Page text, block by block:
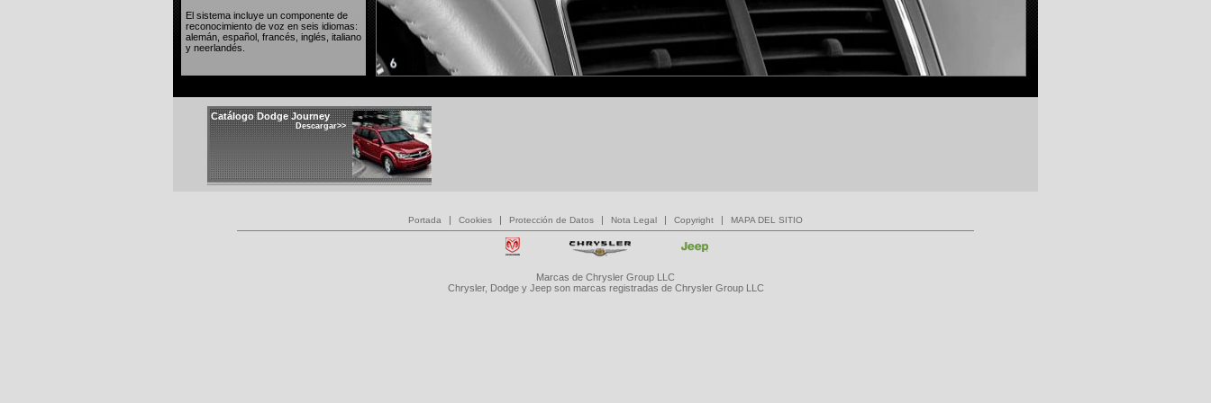
El sistema incluye un componente de
reconocimiento de voz en seis idiomas:
alemán, español, francés, inglés, italiano
y neerlandés.
Catálogo Dodge Journey
Descargar>>
Portada | Cookies | Protección de Datos | Nota Legal | Copyright | MAPA DEL SITIO
Marcas de Chrysler Group LLC
Chrysler, Dodge y Jeep son marcas registradas de Chrysler Group LLC